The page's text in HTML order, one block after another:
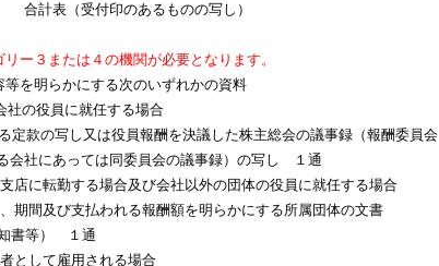
印のあるものの写し）
ー３または４の機関が必要となります。
等を明らかにする次のいずれかの資料
社の役員に就任する場合
款の写し又は役員報酬を決議した株主総会の議事録（報酬委員会
社にあっては同委員会の議事録）の写し １通
店に転勤する場合及び会社以外の団体の役員に就任する場合
間及び支払われる報酬額を明らかにする所属団体の文書
書等） １通
として雇用される場合